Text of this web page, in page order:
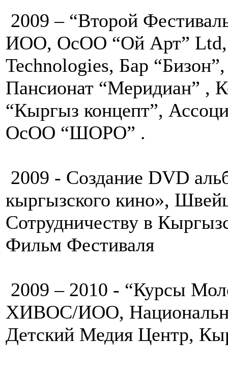
2009 – “Второй
ИОО, ОсОО “Ой Арт” Ltd,
Technologies, Бар
Пансионат “Меридиан” ,
“Кыргыз концепт”,
ОсОО “ШОРО” .
2009 - Создание DVD
кыргызского кино»,
Сотрудничеству в
Фильм Фестиваля
2009 – 2010 - “Курсы
ХИВОС/ИОО,
Детский Медия Центр,